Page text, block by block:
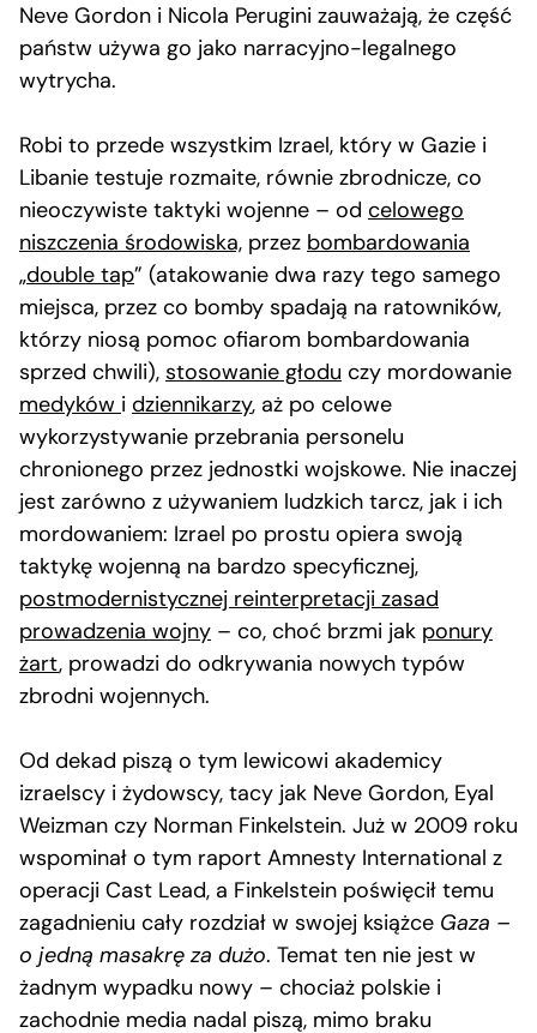
Neve Gordon i Nicola Perugini zauważają, że część
państw używa go jako narracyjno-legalnego
wytrycha.
Robi to przede wszystkim Izrael, który w Gazie i
Libanie testuje rozmaite, równie zbrodnicze, co
nieoczywiste taktyki wojenne – od celowego
niszczenia środowiska, przez bombardowania
„double tap” (atakowanie dwa razy tego samego
miejsca, przez co bomby spadają na ratowników,
którzy niosą pomoc ofiarom bombardowania
sprzed chwili), stosowanie głodu czy mordowanie
medyków i dziennikarzy, aż po celowe
wykorzystywanie przebrania personelu
chronionego przez jednostki wojskowe. Nie inaczej
jest zarówno z używaniem ludzkich tarcz, jak i ich
mordowaniem: Izrael po prostu opiera swoją
taktykę wojenną na bardzo specyficznej,
postmodernistycznej reinterpretacji zasad
prowadzenia wojny – co, choć brzmi jak ponury
żart, prowadzi do odkrywania nowych typów
zbrodni wojennych.
Od dekad piszą o tym lewicowi akademicy
izraelscy i żydowscy, tacy jak Neve Gordon, Eyal
Weizman czy Norman Finkelstein. Już w 2009 roku
wspominał o tym raport Amnesty International z
operacji Cast Lead, a Finkelstein poświęcił temu
zagadnieniu cały rozdział w swojej książce Gaza –
o jedną masakrę za dużo. Temat ten nie jest w
żadnym wypadku nowy – chociaż polskie i
zachodnie media nadal piszą, mimo braku